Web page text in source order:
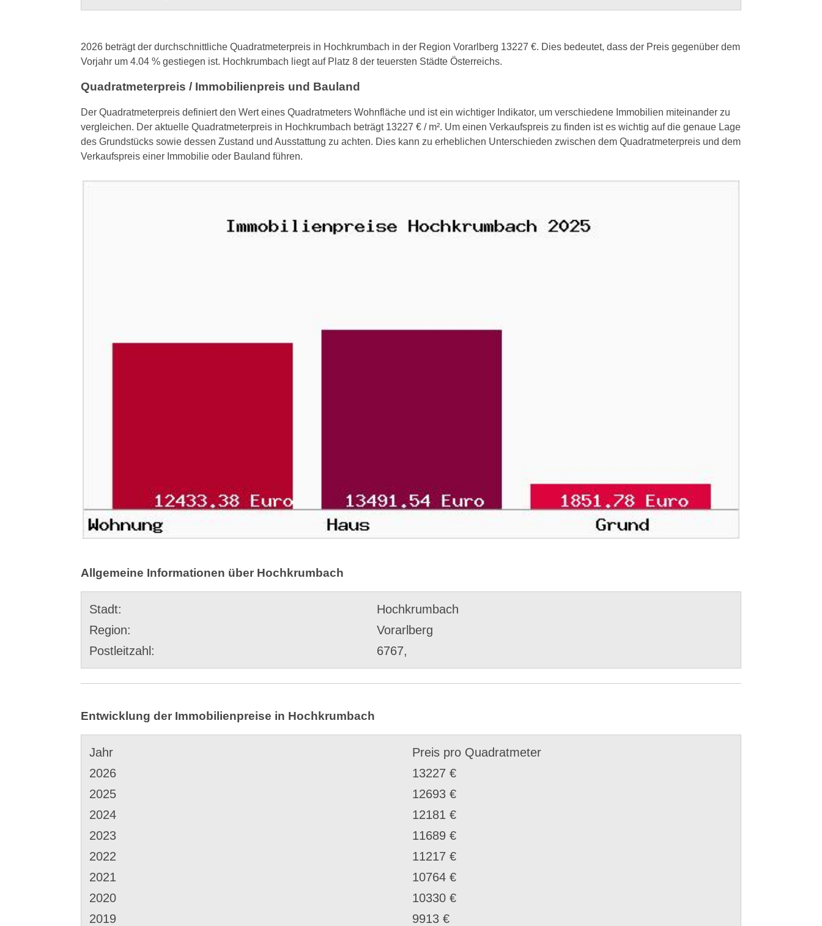
2026 beträgt der durchschnittliche Quadratmeterpreis in Hochkrumbach in der Region Vorarlberg 13227 €. Dies bedeutet, dass der Preis gegenüber dem
Vorjahr um 4.04 % gestiegen ist. Hochkrumbach liegt auf Platz 8 der teuersten Städte Österreichs.
Quadratmeterpreis / Immobilienpreis und Bauland
Der Quadratmeterpreis definiert den Wert eines Quadratmeters Wohnfläche und ist ein wichtiger Indikator, um verschiedene Immobilien miteinander zu
vergleichen. Der aktuelle Quadratmeterpreis in Hochkrumbach beträgt 13227 € / m². Um einen Verkaufspreis zu finden ist es wichtig auf die genaue Lage
des Grundstücks sowie dessen Zustand und Ausstattung zu achten. Dies kann zu erheblichen Unterschieden zwischen dem Quadratmeterpreis und dem
Verkaufspreis einer Immobilie oder Bauland führen.
Allgemeine Informationen über Hochkrumbach
Stadt:
Hochkrumbach
Region:
Vorarlberg
Postleitzahl:
6767,
Entwicklung der Immobilienpreise in Hochkrumbach
Jahr
Preis pro Quadratmeter
2026
13227 €
2025
12693 €
2024
12181 €
2023
11689 €
2022
11217 €
2021
10764 €
2020
10330 €
2019
9913 €